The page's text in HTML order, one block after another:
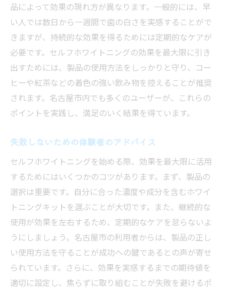
品によって効果の現れ方が異なります。一般的には、早
い人では数日から一週間で歯の白さを実感することがで
きますが、持続的な効果を得るためには定期的なケアが
必要です。セルフホワイトニングの効果を最大限に引き
出すためには、製品の使用方法をしっかりと守り、コー
ヒーや紅茶などの着色の強い飲み物を控えることが推奨
されます。名古屋市内でも多くのユーザーが、これらの
ポイントを実践し、満足のいく結果を得ています。
失敗しないための体験者のアドバイス
セルフホワイトニングを始める際、効果を最大限に活用
するためにはいくつかのコツがあります。まず、製品の
選択は重要です。自分に合った濃度や成分を含むホワイ
トニングキットを選ぶことが大切です。また、継続的な
使用が効果を左右するため、定期的なケアを怠らないよ
うにしましょう。名古屋市の利用者からは、製品の正し
い使用方法を守ることが成功への鍵であるとの声が寄せ
られています。さらに、効果を実感するまでの期待値を
適切に設定し、焦らずに取り組むことが失敗を避けるポ